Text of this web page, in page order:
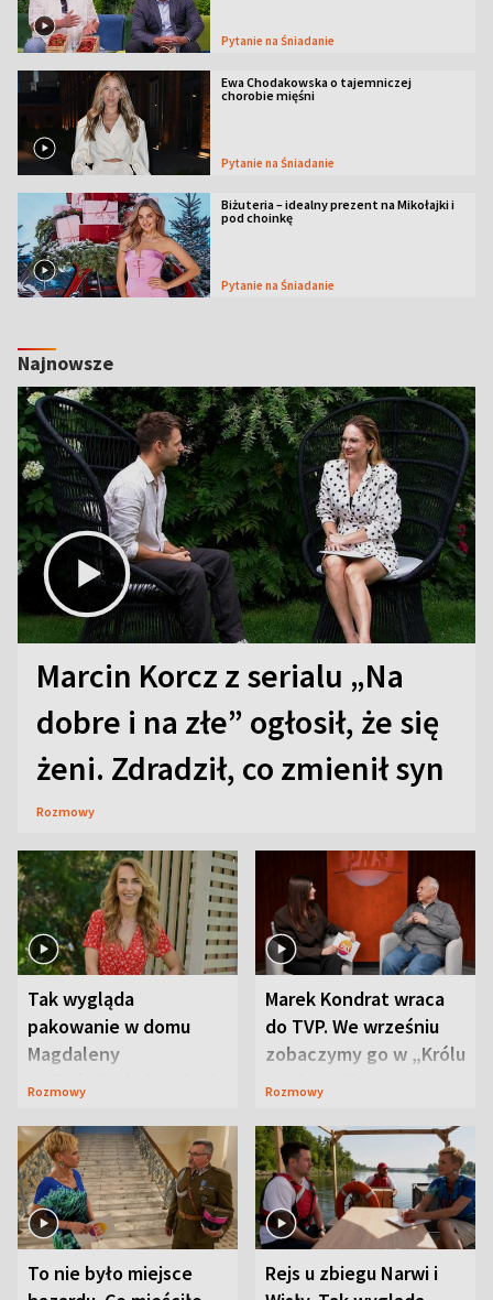
Pytanie na Śniadanie
Ewa Chodakowska o tajemniczej
chorobie mięśni
Pytanie na Śniadanie
Biżuteria – idealny prezent na Mikołajki i
pod choinkę
Pytanie na Śniadanie
Najnowsze
Marcin Korcz z serialu „Na
dobre i na złe” ogłosił, że się
żeni. Zdradził, co zmienił syn
Rozmowy
Tak wygląda
pakowanie w domu
Magdaleny
Waligórskiej-Lisieckiej.
Rozmowy
Marek Kondrat wraca
do TVP. We wrześniu
zobaczymy go w „Królu
Maciusiu I”
Rozmowy
To nie było miejsce
Rejs u zbiegu Narwi i